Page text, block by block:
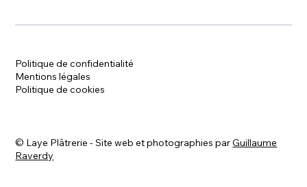
Politique de confidentialité
Mentions légales
Politique de cookies
© Laye Plâtrerie - Site web et photographies parGuillaume
Raverdy